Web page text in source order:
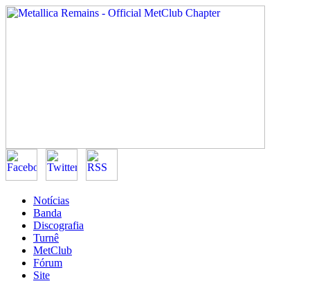
Notícias
Banda
Discografia
Turnê
MetClub
Fórum
Site